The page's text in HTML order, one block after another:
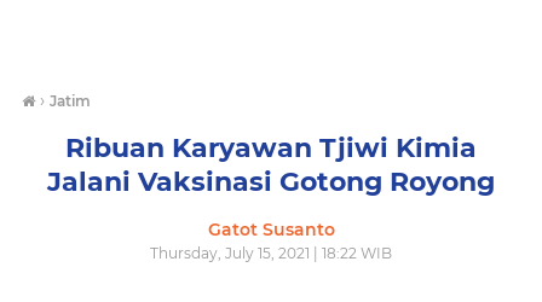
› Jatim
Ribuan Karyawan Tjiwi Kimia
Jalani Vaksinasi Gotong Royong
Gatot Susanto
Thursday, July 15, 2021 | 18:22 WIB